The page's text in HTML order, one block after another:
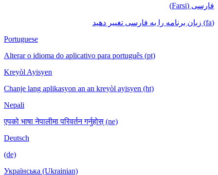
فارسی (Farsi)
(fa) زبان برنامه را به فارسی تغییر دهید
Portuguese
Alterar o idioma do aplicativo para português (pt)
Kreyòl Ayisyen
Chanje lang aplikasyon an an kreyòl ayisyen (ht)
Nepali
एपको भाषा नेपालीमा परिवर्तन गर्नुहोस् (ne)
Deutsch
(de)
Українська (Ukrainian)